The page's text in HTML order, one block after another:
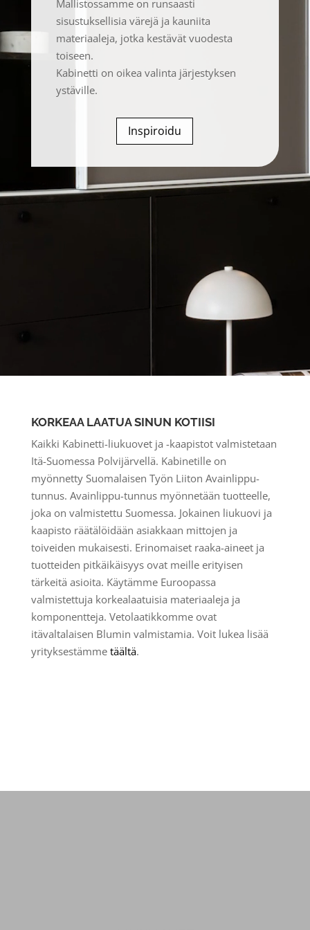
Mallistossamme on runsaasti
sisustuksellisia värejä ja kauniita
materiaaleja, jotka kestävät vuodesta
toiseen.
Kabinetti on oikea valinta järjestyksen
ystäville.
Inspiroidu
KORKEAA LAATUA SINUN KOTIISI
Kaikki Kabinetti-liukuovet ja -kaapistot valmistetaan
Itä-Suomessa Polvijärvellä. Kabinetille on
myönnetty Suomalaisen Työn Liiton Avainlippu-
tunnus. Avainlippu-tunnus myönnetään tuotteelle,
joka on valmistettu Suomessa. Jokainen liukuovi ja
kaapisto räätälöidään asiakkaan mittojen ja
toiveiden mukaisesti. Erinomaiset raaka-aineet ja
tuotteiden pitkäikäisyys ovat meille erityisen
tärkeitä asioita. Käytämme Euroopassa
valmistettuja korkealaatuisia materiaaleja ja
komponentteja. Vetolaatikkomme ovat
itävaltalaisen Blumin valmistamia. Voit lukea lisää
yrityksestämme täältä.